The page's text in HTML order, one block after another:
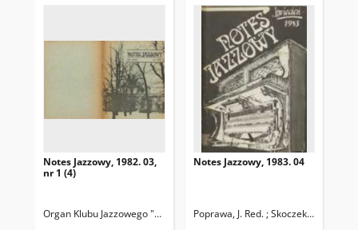
Notes Jazzowy, 1982. 03,
nr 1 (4)
Organ Klubu Jazzowego "Rotunda" Skoczek, T. Red.
Notes Jazzowy, 1983. 04
Poprawa, J. Red. ; Skoczek T. Red.